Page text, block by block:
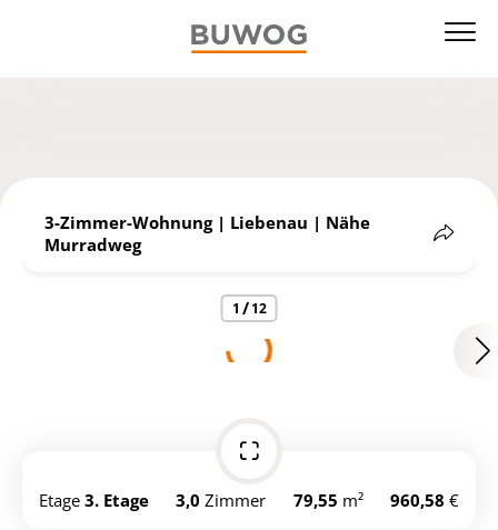
3-Zimmer-Wohnung | Liebenau | Nähe
Murradweg
https://ibexa.vonovia.de/buwog_at_ger_de/
wohnungen/graz-wohnung-
1 / 12
Etage 3. Etage 3,0 Zimmer 79,55 m² 960,58 €